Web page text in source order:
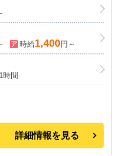
時給1,400円～
時間
詳細情報を見る